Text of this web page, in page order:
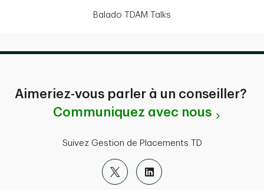
Balado TDAM Talks
Aimeriez-vous parler à un conseiller?
Communiquez avec nous
Suivez Gestion de Placements TD